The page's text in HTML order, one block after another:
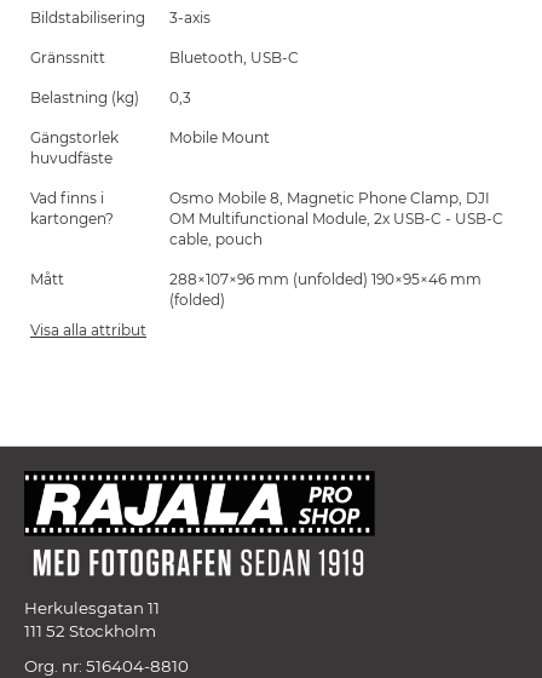
Bildstabilisering 3-axis
Gränssnitt Bluetooth, USB-C
Belastning (kg) 0,3
Gängstorlek
huvudfäste
Mobile Mount
Vad finns i
kartongen?
Osmo Mobile 8, Magnetic Phone Clamp, DJI
OM Multifunctional Module, 2x USB-C - USB-C
cable, pouch
Mått
288×107×96 mm (unfolded) 190×95×46 mm
(folded)
Visa alla attribut
Herkulesgatan 11
111 52 Stockholm
Org. nr: 516404-8810